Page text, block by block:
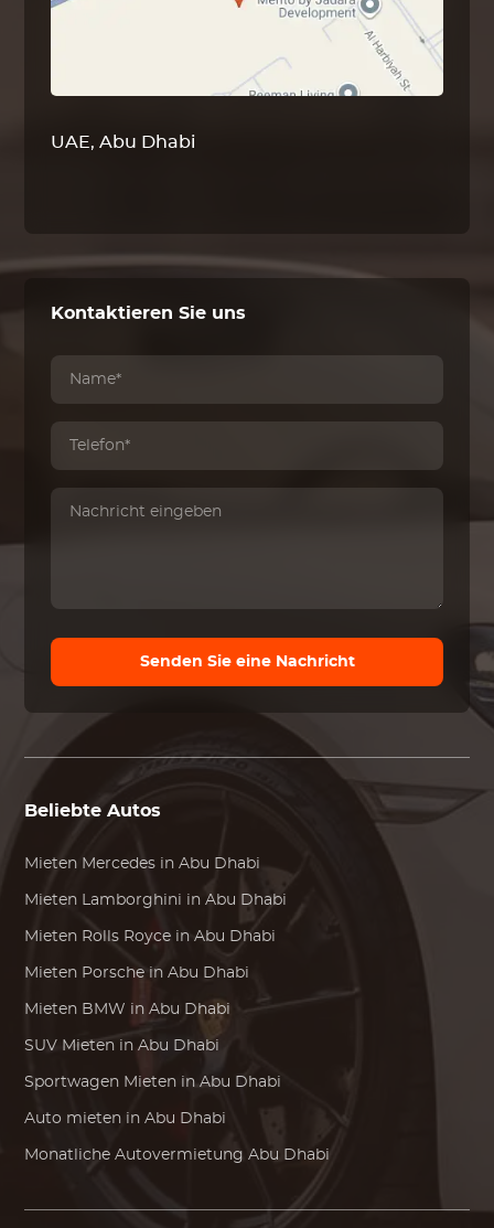
UAE, Abu Dhabi
Kontaktieren Sie uns
Senden Sie eine Nachricht
Beliebte Autos
Mieten Mercedes in Abu Dhabi
Mieten Lamborghini in Abu Dhabi
Mieten Rolls Royce in Abu Dhabi
Mieten Porsche in Abu Dhabi
Mieten BMW in Abu Dhabi
SUV Mieten in Abu Dhabi
Sportwagen Mieten in Abu Dhabi
Auto mieten in Abu Dhabi
Monatliche Autovermietung Abu Dhabi